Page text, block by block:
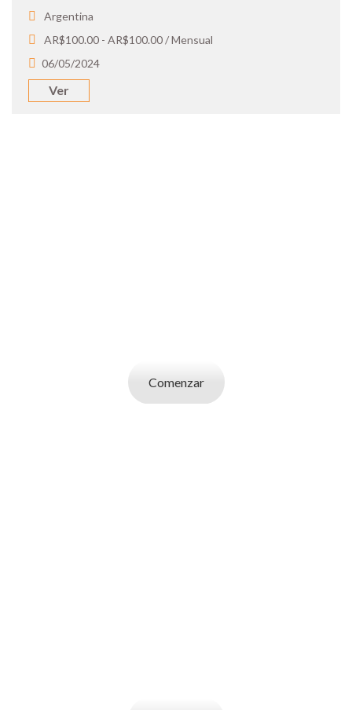
Argentina
AR$100.00 - AR$100.00 / Mensual
06/05/2024
Ver
Comenzar